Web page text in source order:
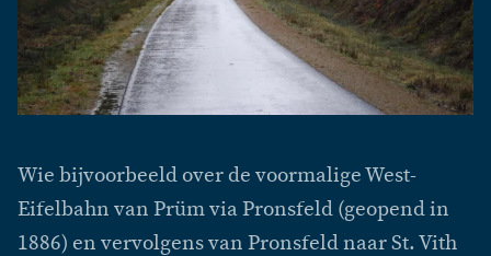
Wie bijvoorbeeld over de voormalige West-
Eifelbahn van Prüm via Pronsfeld (geopend in
1886) en vervolgens van Pronsfeld naar St. Vith